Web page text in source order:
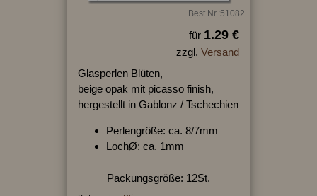
Best.Nr.:51082
für 1.29 €
zzgl. Versand
Glasperlen Blüten,
beige opak mit picasso finish,
hergestellt in Gablonz / Tschechien
Perlengröße: ca. 8/7mm
LochØ: ca. 1mm
Packungsgröße: 12St.